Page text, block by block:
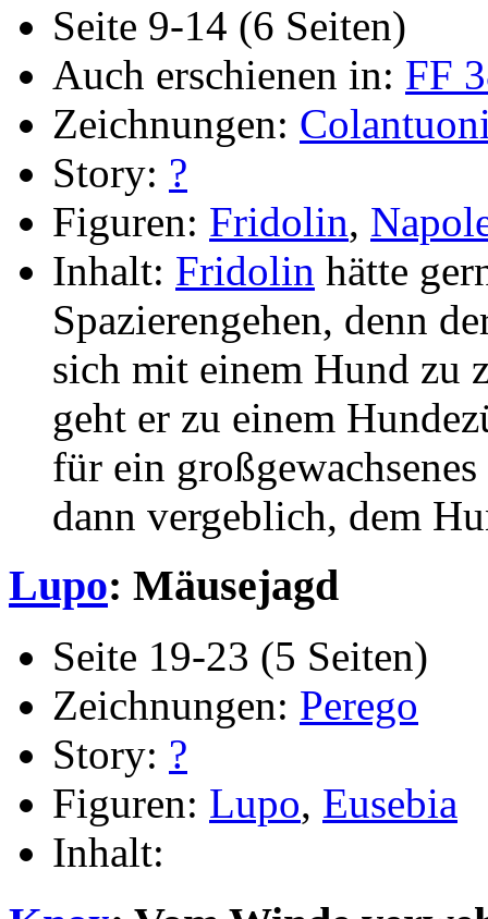
Seite 9-14 (6 Seiten)
Auch erschienen in: FF
Zeichnungen:
Story: ?
Figuren: Fridolin,
Inhalt: Fridolin hätte
Spazierengehen, denn
sich mit einem Hund zu
geht er zu einem
für ein
dann vergeblich, dem
Lupo: Mäusejagd
Seite 19-23 (5 Seiten)
Zeichnungen: Perego
Story: ?
Figuren: Lupo, Eusebia
Inhalt: